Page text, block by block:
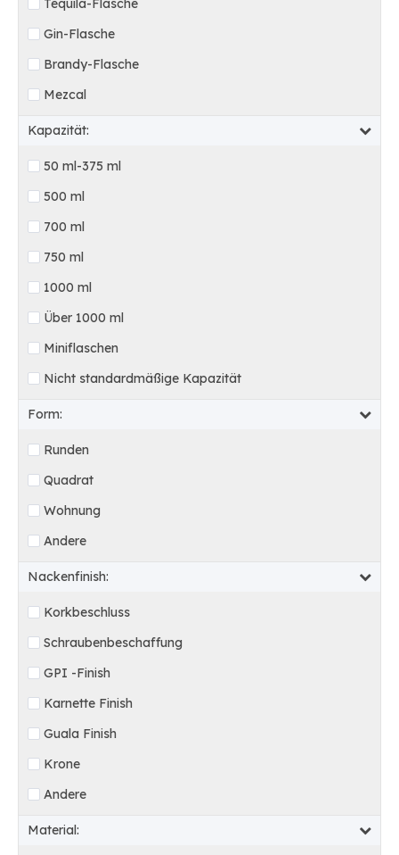
Tequila-Flasche
Gin-Flasche
Brandy-Flasche
Mezcal
Kapazität:
50 ml-375 ml
500 ml
700 ml
750 ml
1000 ml
Über 1000 ml
Miniflaschen
Nicht standardmäßige Kapazität
Form:
Runden
Quadrat
Wohnung
Andere
Nackenfinish:
Korkbeschluss
Schraubenbeschaffung
GPI -Finish
Karnette Finish
Guala Finish
Krone
Andere
Material: